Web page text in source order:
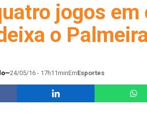
jogos em
o
24/05/16 - 17h11minEmEsportes